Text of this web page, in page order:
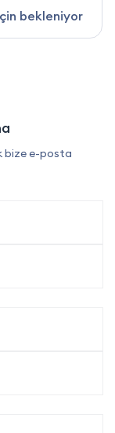
bekleniyor
bize e-posta